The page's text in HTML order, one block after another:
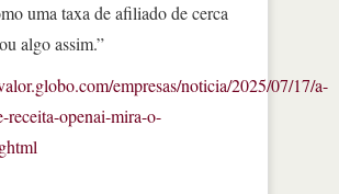
uma taxa de afiliado de cerca
algo assim.”
empresas/noticia/2025/07/17/a-
receita-openai-mira-o-